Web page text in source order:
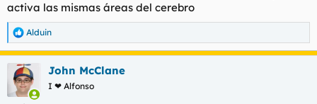
Quisiera saber qué pasa si no puedes pagar los microcréditos?
Y alguien tiene alguna idea de cómo podría solventar esta
situación?
activa las mismas áreas del cerebro
R
e
a
c
c
Alduin
John McClane
I ❤ Alfonso